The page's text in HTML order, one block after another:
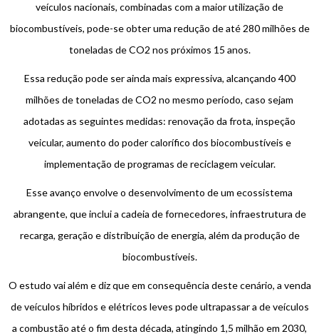
veículos nacionais, combinadas com a maior utilização de
biocombustíveis, pode-se obter uma redução de até 280 milhões de
toneladas de CO2 nos próximos 15 anos.
Essa redução pode ser ainda mais expressiva, alcançando 400
milhões de toneladas de CO2 no mesmo período, caso sejam
adotadas as seguintes medidas: renovação da frota, inspeção
veicular, aumento do poder calorífico dos biocombustíveis e
implementação de programas de reciclagem veicular.
Esse avanço envolve o desenvolvimento de um ecossistema
abrangente, que inclui a cadeia de fornecedores, infraestrutura de
recarga, geração e distribuição de energia, além da produção de
biocombustíveis.
O estudo vai além e diz que em consequência deste cenário, a venda
de veículos híbridos e elétricos leves pode ultrapassar a de veículos
a combustão até o fim desta década, atingindo 1,5 milhão em 2030,